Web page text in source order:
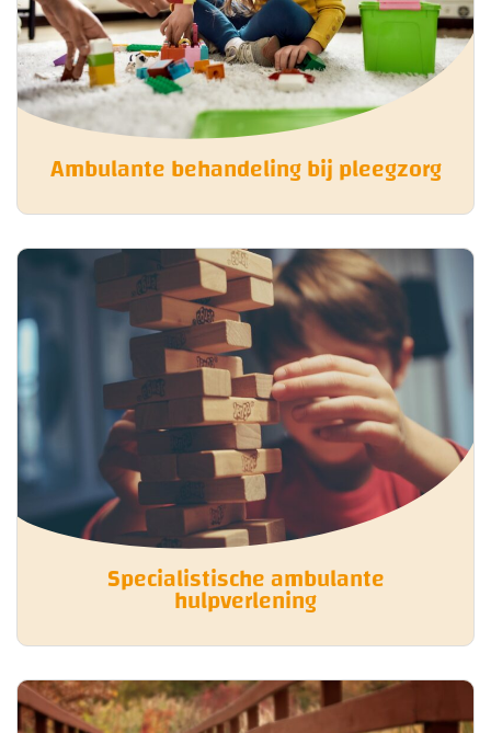
Ambulante behandeling bij pleegzorg
Specialistische ambulante
hulpverlening